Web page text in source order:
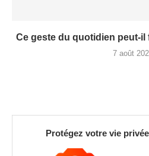
Ce geste du quotidien peut-il
7 août
Protégez votre vie